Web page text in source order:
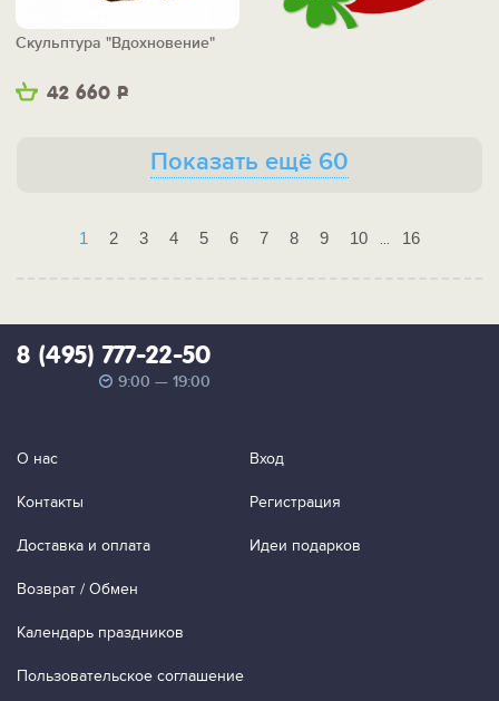
42 660 Р
Скульптура "Вдохновение"
Показать ещё 60
1 2 3 4 5 6 7 8 9 10 ... 16
8 (495) 777-22-50
9:00 — 19:00
О нас
Контакты
Доставка и оплата
Возврат / Обмен
Календарь праздников
Пользовательское соглашение
Вход
Регистрация
Идеи подарков